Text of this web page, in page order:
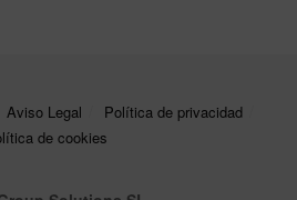
Aviso Legal
Política de privacidad
de cookies